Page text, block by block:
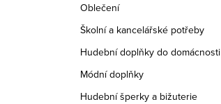
Oblečení
Školní a kancelářské potřeby
Hudební doplňky do domácnosti
Módní doplňky
Hudební šperky a bižuterie